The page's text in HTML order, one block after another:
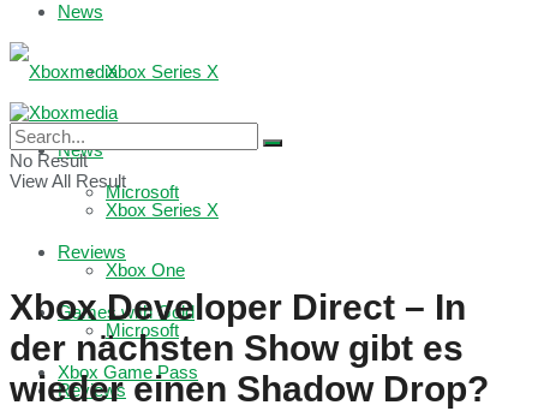
News
Xbox Series X
Microsoft
Reviews
Games with Gold
Xbox Game Pass
News
Xbox Series X
Xbox One
Microsoft
Reviews
No Result
View All Result
Xbox Developer Direct – In
der nächsten Show gibt es
wieder einen Shadow Drop?